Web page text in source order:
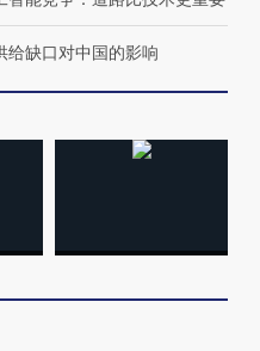
给缺口对中国的影响